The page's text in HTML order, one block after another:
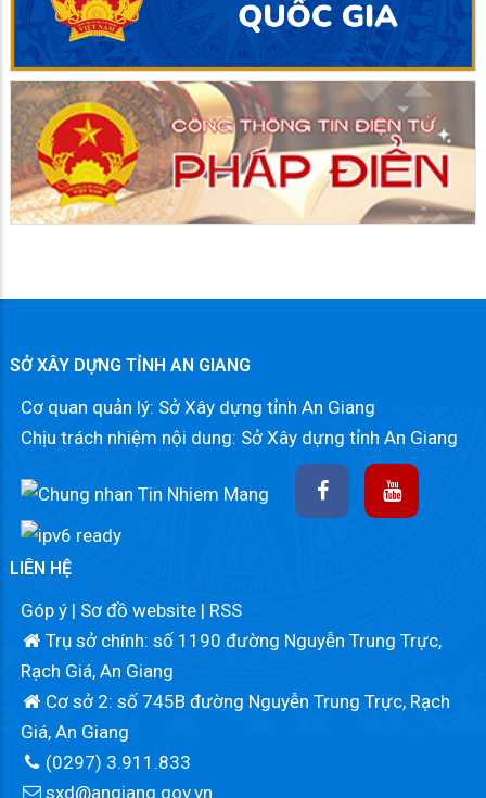
SỞ XÂY DỰNG TỈNH AN GIANG
Cơ quan quản lý: Sở Xây dựng tỉnh An Giang
Chịu trách nhiệm nội dung: Sở Xây dựng tỉnh An Giang
LIÊN HỆ
Góp ý | Sơ đồ website | RSS
Trụ sở chính: số 1190 đường Nguyễn Trung Trực,
Rạch Giá, An Giang
Cơ sở 2: số 745B đường Nguyễn Trung Trực, Rạch
Giá, An Giang
(0297) 3.911.833
sxd@angiang.gov.vn